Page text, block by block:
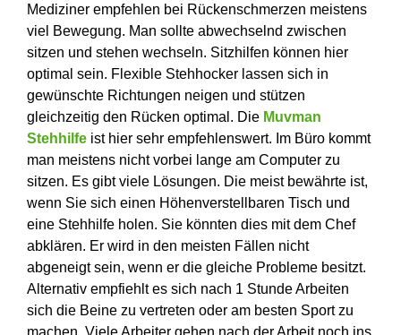
Mediziner empfehlen bei Rückenschmerzen meistens
viel Bewegung. Man sollte abwechselnd zwischen
sitzen und stehen wechseln. Sitzhilfen können hier
optimal sein. Flexible Stehhocker lassen sich in
gewünschte Richtungen neigen und stützen
gleichzeitig den Rücken optimal. Die Muvman
Stehhilfe ist hier sehr empfehlenswert. Im Büro kommt
man meistens nicht vorbei lange am Computer zu
sitzen. Es gibt viele Lösungen. Die meist bewährte ist,
wenn Sie sich einen Höhenverstellbaren Tisch und
eine Stehhilfe holen. Sie könnten dies mit dem Chef
abklären. Er wird in den meisten Fällen nicht
abgeneigt sein, wenn er die gleiche Probleme besitzt.
Alternativ empfiehlt es sich nach 1 Stunde Arbeiten
sich die Beine zu vertreten oder am besten Sport zu
machen. Viele Arbeiter gehen nach der Arbeit noch ins